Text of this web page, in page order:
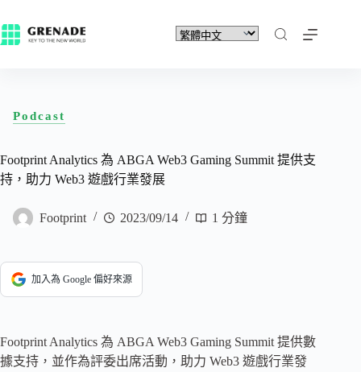
Podcast
Footprint Analytics 為 ABGA Web3 Gaming Summit 提供支
持，助力 Web3 遊戲行業發展
Footprint 2023/09/14 1 分鐘
加入為 Google 偏好來源
Footprint Analytics 為 ABGA Web3 Gaming Summit 提供數
據支持，並作為評委出席活動，助力 Web3 遊戲行業發